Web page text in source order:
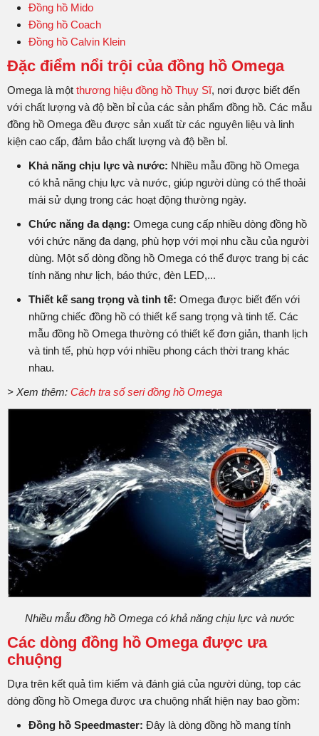
Đồng hồ Mido
Đồng hồ Coach
Đồng hồ Calvin Klein
Đặc điểm nổi trội của đồng hồ Omega
Omega là một thương hiệu đồng hồ Thụy Sĩ, nơi được biết đến
với chất lượng và độ bền bỉ của các sản phẩm đồng hồ. Các mẫu
đồng hồ Omega đều được sản xuất từ các nguyên liệu và linh
kiện cao cấp, đảm bảo chất lượng và độ bền bỉ.
Khả năng chịu lực và nước: Nhiều mẫu đồng hồ Omega
có khả năng chịu lực và nước, giúp người dùng có thể thoải
mái sử dụng trong các hoạt động thường ngày.
Chức năng đa dạng: Omega cung cấp nhiều dòng đồng hồ
với chức năng đa dạng, phù hợp với mọi nhu cầu của người
dùng. Một số dòng đồng hồ Omega có thể được trang bị các
tính năng như lịch, báo thức, đèn LED,...
Thiết kế sang trọng và tinh tế: Omega được biết đến với
những chiếc đồng hồ có thiết kế sang trọng và tinh tế. Các
mẫu đồng hồ Omega thường có thiết kế đơn giản, thanh lịch
và tinh tế, phù hợp với nhiều phong cách thời trang khác
nhau.
> Xem thêm: Cách tra số seri đồng hồ Omega
Nhiều mẫu đồng hồ Omega có khả năng chịu lực và nước
Các dòng đồng hồ Omega được ưa
chuộng
Dựa trên kết quả tìm kiếm và đánh giá của người dùng, top các
dòng đồng hồ Omega được ưa chuộng nhất hiện nay bao gồm:
Đồng hồ Speedmaster: Đây là dòng đồng hồ mang tính